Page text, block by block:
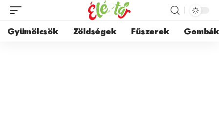
Gyümölcsök Zöldségek Fűszerek Gombák